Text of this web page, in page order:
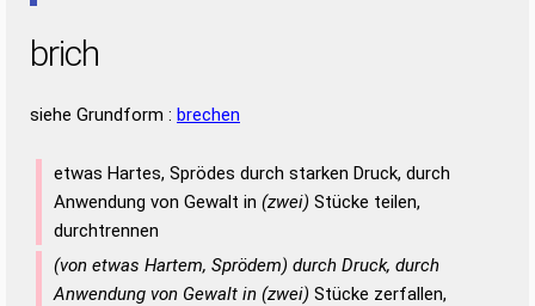
brich
siehe Grundform : brechen
etwas Hartes, Sprödes durch starken Druck, durch
Anwendung von Gewalt in (zwei) Stücke teilen,
durchtrennen
(von etwas Hartem, Sprödem) durch Druck, durch
Anwendung von Gewalt in (zwei) Stücke zerfallen,